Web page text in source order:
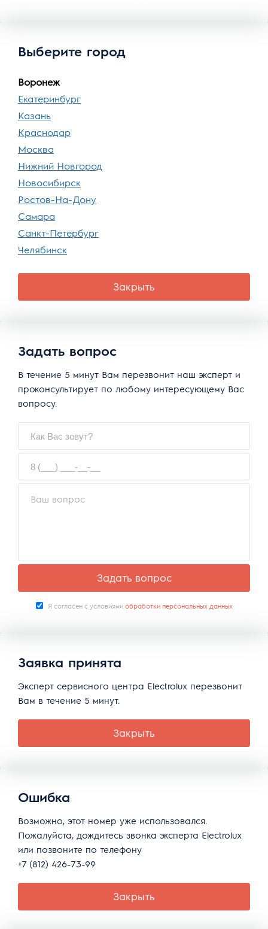
Выберите город
Воронеж
Екатеринбург
Казань
Краснодар
Москва
Нижний Новгород
Новосибирск
Ростов-На-Дону
Самара
Санкт-Петербург
Челябинск
Закрыть
Задать вопрос
В течение 5 минут Вам перезвонит наш эксперт и
проконсультирует по любому интересующему Вас
вопросу.
Задать вопрос
Я согласен с условиями обработки персональных данных
Заявка принята
Эксперт сервисного центра Electrolux перезвонит
Вам в течение 5 минут.
Закрыть
Ошибка
Возможно, этот номер уже использовался.
Пожалуйста, дождитесь звонка эксперта Electrolux
или позвоните по телефону
+7 (812) 426-73-99
Закрыть